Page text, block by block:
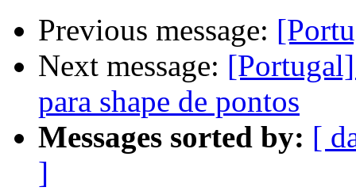
Previous message:
Next message:
para shape de pontos
Messages sorted by: [
]